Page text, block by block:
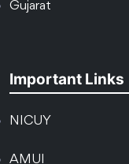
Gujarat
Important Links
NICUY
AMUI